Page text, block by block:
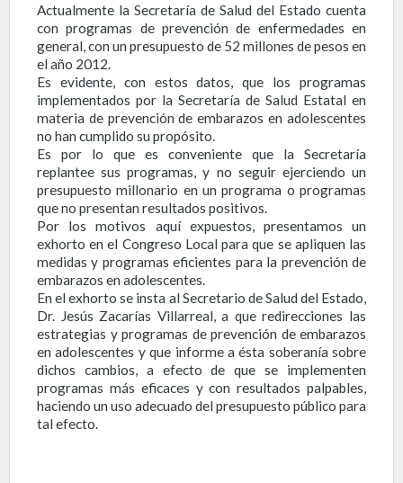
Actualmente la Secretaría de Salud del Estado cuenta
con programas de prevención de enfermedades en
general, con un presupuesto de 52 millones de pesos en
el año 2012.
Es evidente, con estos datos, que los programas
implementados por la Secretaría de Salud Estatal en
materia de prevención de embarazos en adolescentes
no han cumplido su propósito.
Es por lo que es conveniente que la Secretaría
replantee sus programas, y no seguir ejerciendo un
presupuesto millonario en un programa o programas
que no presentan resultados positivos.
Por los motivos aquí expuestos, presentamos un
exhorto en el Congreso Local para que se apliquen las
medidas y programas eficientes para la prevención de
embarazos en adolescentes.
En el exhorto se insta al Secretario de Salud del Estado,
Dr. Jesús Zacarías Villarreal, a que redirecciones las
estrategias y programas de prevención de embarazos
en adolescentes y que informe a ésta soberanía sobre
dichos cambios, a efecto de que se implementen
programas más eficaces y con resultados palpables,
haciendo un uso adecuado del presupuesto público para
tal efecto.